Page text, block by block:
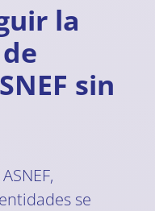
la
sin
se